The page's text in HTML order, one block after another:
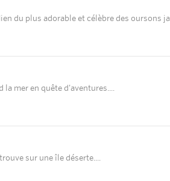
du plus adorable et célèbre des oursons
la mer en quête d'aventures.
sur une île déserte.